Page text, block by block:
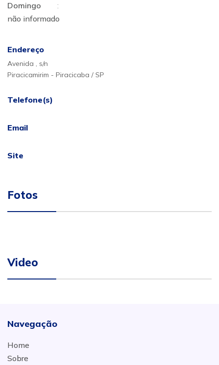
Domingo
:
não informado
Endereço
Avenida , s/n
Piracicamirim - Piracicaba / SP
Telefone(s)
Email
Site
Fotos
Video
Navegação
Home
Sobre